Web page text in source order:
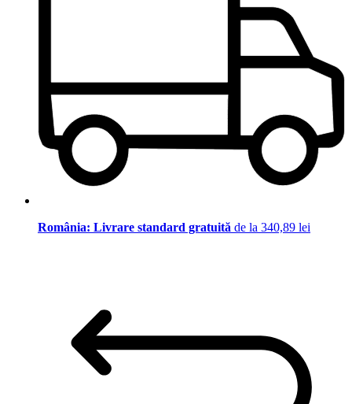
România: Livrare standard gratuită de la 340,89 lei